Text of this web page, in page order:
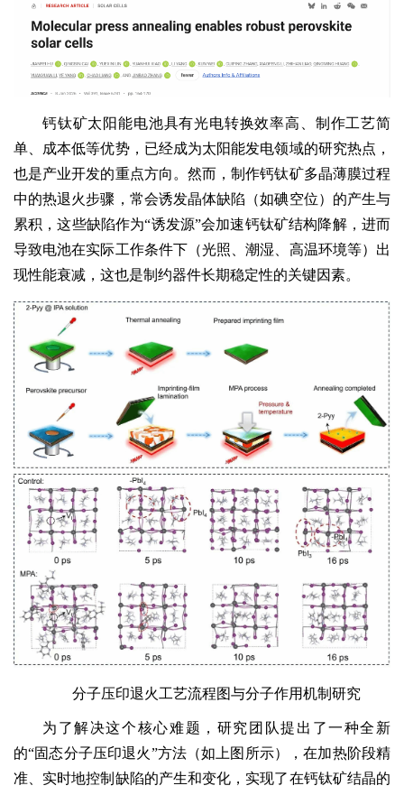
钙钛矿太阳能电池具有光电转换效率高、制作工艺简
单、成本低等优势，已经成为太阳能发电领域的研究热点，
也是产业开发的重点方向。然而，制作钙钛矿多晶薄膜过程
中的热退火步骤，常会诱发晶体缺陷（如碘空位）的产生与
累积，这些缺陷作为“诱发源”会加速钙钛矿结构降解，进而
导致电池在实际工作条件下（光照、潮湿、高温环境等）出
现性能衰减，这也是制约器件长期稳定性的关键因素。
分子压印退火工艺流程图与分子作用机制研究
为了解决这个核心难题，研究团队提出了一种全新
的“固态分子压印退火”方法（如上图所示），在加热阶段精
准、实时地控制缺陷的产生和变化，实现了在钙钛矿结晶的